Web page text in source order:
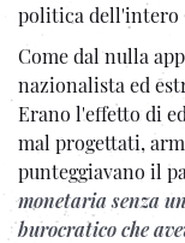
politica dell'intero
Come dal nulla
nazionalista ed
Erano l'effetto di
mal progettati,
punteggiavano il
monetaria senza
burocratico che